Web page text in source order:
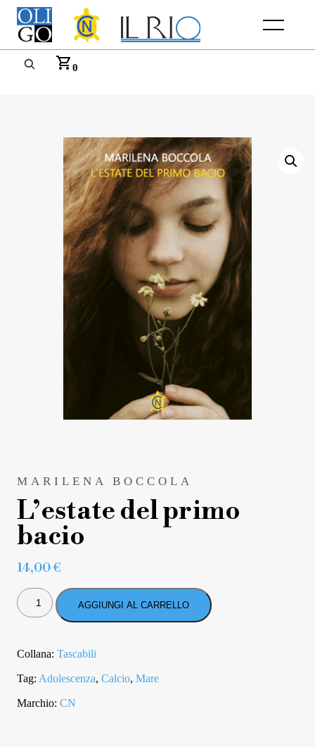
Menu
0
MARILENA BOCCOLA
L’estate del primo
bacio
14,00€
L'ESTATE
DEL
PRIMO
AGGIUNGI AL CARRELLO
Collana: Tascabili
Tag: Adolescenza, Calcio, Mare
Marchio: CN